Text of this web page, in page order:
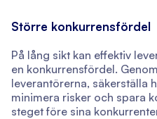
Större konkurrensfördel
På lång sikt kan effektiv
en konkurrensfördel.
leverantörerna, säkerställa
minimera risker och spara
steget före sina